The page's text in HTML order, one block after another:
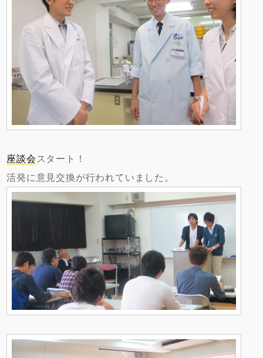
座談会スタート！
活発に意見交換が行われていました。